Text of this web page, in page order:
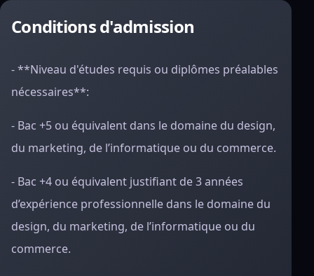
Conditions d'admission
- **Niveau d'études requis ou diplômes préalables
nécessaires**:
- Bac +5 ou équivalent dans le domaine du design,
du marketing, de l’informatique ou du commerce.
- Bac +4 ou équivalent justifiant de 3 années
d’expérience professionnelle dans le domaine du
design, du marketing, de l’informatique ou du
commerce.